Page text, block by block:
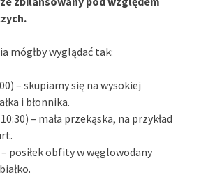
mógłby wyglądać tak:
– skupiamy się na wysokiej
i błonnika.
– mała przekąska, na przykład
– posiłek obfity w węglowodany